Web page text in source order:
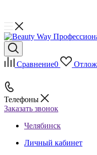
Сравнение0
Телефоны
Заказать звонок
Челябинск
Личный кабинет